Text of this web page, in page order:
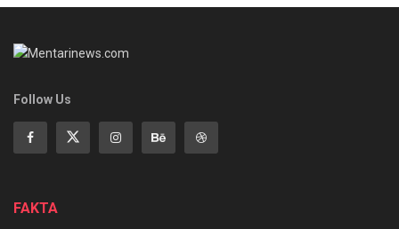
Follow Us
FAKTA